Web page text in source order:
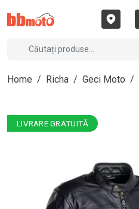
Home / Richa / Geci Moto /
LIVRARE GRATUITĂ